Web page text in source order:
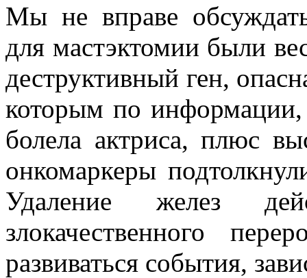
Мы не вправе
для мастэктомии были
деструктивный ген,
которым по
болела актриса, плюс
онкомаркеры
Удаление желез
злокачественного
развиваться события,